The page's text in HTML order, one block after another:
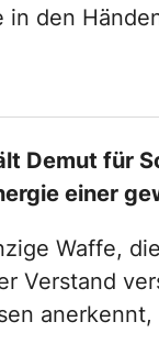
in den
Demut für
einer
Waffe,
Verstand